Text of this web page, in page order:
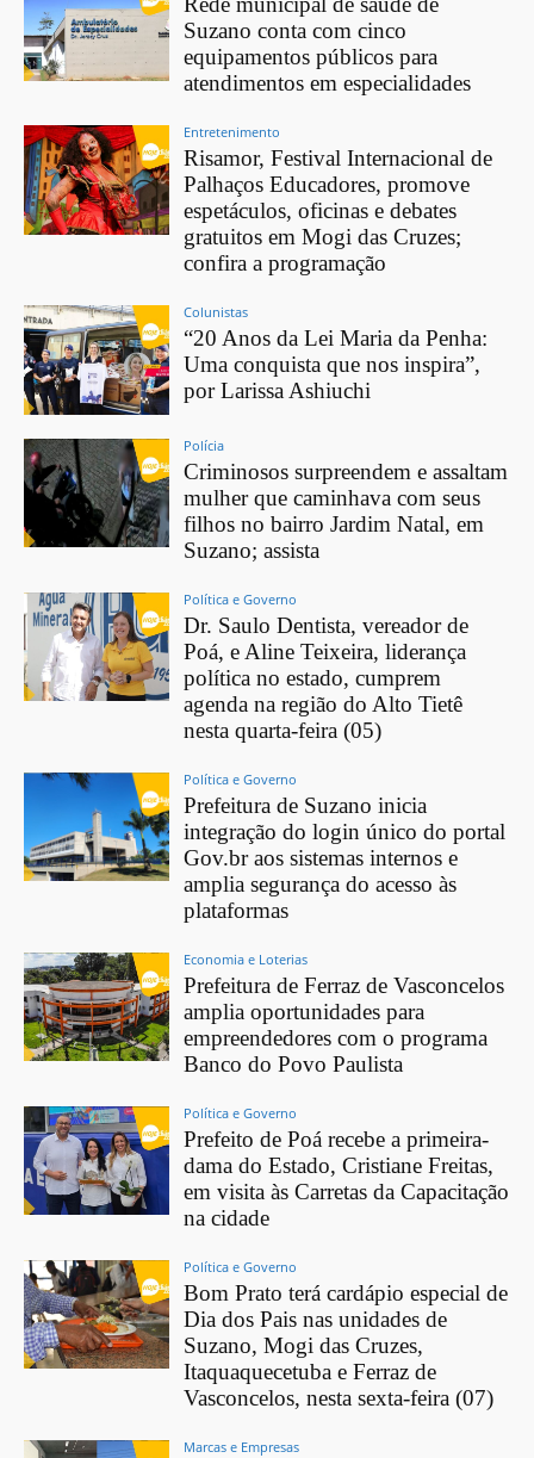
Suzano conta com cinco
equipamentos públicos para
atendimentos em especialidades
Entretenimento
Risamor, Festival Internacional de
Palhaços Educadores, promove
espetáculos, oficinas e debates
gratuitos em Mogi das Cruzes;
confira a programação
Colunistas
“20 Anos da Lei Maria da Penha:
Uma conquista que nos inspira”,
por Larissa Ashiuchi
Polícia
Criminosos surpreendem e assaltam
mulher que caminhava com seus
filhos no bairro Jardim Natal, em
Suzano; assista
Política e Governo
Dr. Saulo Dentista, vereador de
Poá, e Aline Teixeira, liderança
política no estado, cumprem
agenda na região do Alto Tietê
nesta quarta-feira (05)
Política e Governo
Prefeitura de Suzano inicia
integração do login único do portal
Gov.br aos sistemas internos e
amplia segurança do acesso às
plataformas
Economia e Loterias
Prefeitura de Ferraz de Vasconcelos
amplia oportunidades para
empreendedores com o programa
Banco do Povo Paulista
Política e Governo
Prefeito de Poá recebe a primeira-
dama do Estado, Cristiane Freitas,
em visita às Carretas da Capacitação
na cidade
Política e Governo
Bom Prato terá cardápio especial de
Dia dos Pais nas unidades de
Suzano, Mogi das Cruzes,
Itaquaquecetuba e Ferraz de
Vasconcelos, nesta sexta-feira (07)
Marcas e Empresas